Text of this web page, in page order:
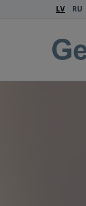
LV RU